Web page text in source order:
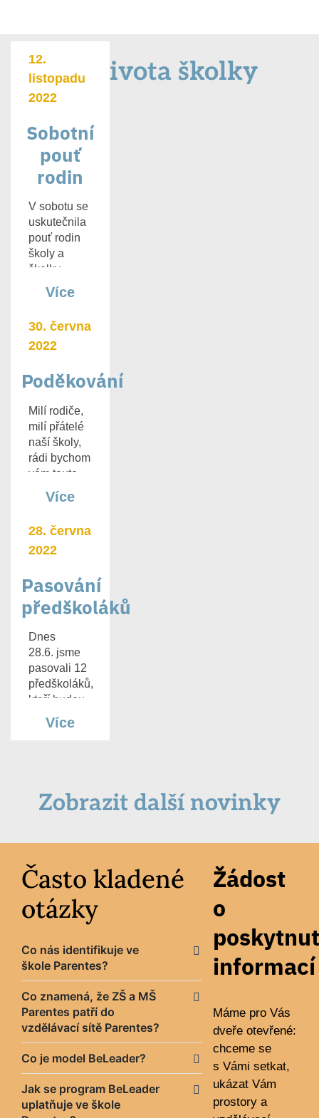
Ze života školky
12.
listopadu
2022
Sobotní
pouť
rodin
V sobotu se
uskutečnila
pouť rodin
školy a
školky
Parentes:
Více
30. června
2022
Poděkování
Milí rodiče,
milí přátelé
naší školy,
rádi bychom
vám touto
Více
28. června
2022
Pasování
předškoláků
Dnes
28.6. jsme
pasovali 12
předškoláků,
kteří budou
pokračovat
Více
Zobrazit další novinky
Často kladené
otázky
Co nás identifikuje ve
škole Parentes?
Co znamená, že ZŠ a MŠ
Parentes patří do
vzdělávací sítě Parentes?
Co je model BeLeader?
Jak se program BeLeader
uplatňuje ve škole
Žádost
o
informací
Máme pro Vás
dveře otevřené:
chceme se
s Vámi setkat,
ukázat Vám
prostory a